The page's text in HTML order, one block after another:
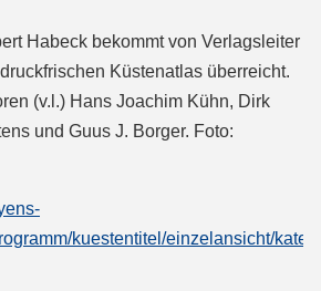
Habeck bekommt von Verlagsleiter
Küstenatlas überreicht.
(v.l.) Hans Joachim Kühn, Dirk
und Guus J. Borger. Foto:
kuestentitel/einzelansicht/